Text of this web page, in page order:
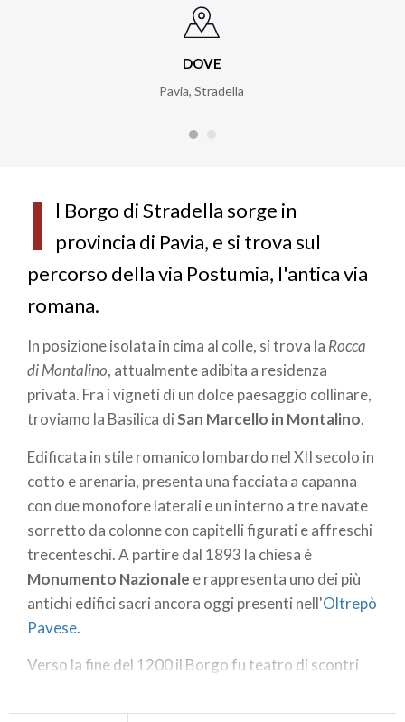
DOVE
Pavia, Stradella
I l Borgo di Stradella sorge in
provincia di Pavia, e si trova sul
percorso della via Postumia, l'antica via
romana.
In posizione isolata in cima al colle, si trova la Rocca
di Montalino, attualmente adibita a residenza
privata. Fra i vigneti di un dolce paesaggio collinare,
troviamo la Basilica diSan Marcello in Montalino.
Edificata in stile romanico lombardo nel XII secolo in
cotto e arenaria, presenta una facciata a capanna
con due monofore laterali e un interno a tre navate
sorretto da colonne con capitelli figurati e affreschi
trecenteschi. A partire dal 1893 la chiesa è
Monumento Nazionale e rappresenta uno dei più
antichi edifici sacri ancora oggi presenti nell'Oltrepò
Pavese.
Verso la fine del 1200 il Borgo fu teatro di scontri
ed incendi; per questa ragione ilVescovo Guido di